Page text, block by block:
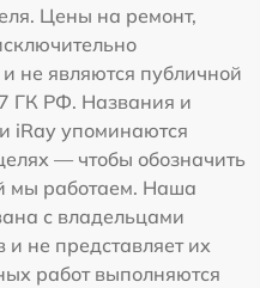
Цены на ремонт,
не являются публичной
ГК РФ. Названия и
iRay упоминаются
— чтобы обозначить
мы работаем. Наша
с владельцами
не представляет их
работ выполняются